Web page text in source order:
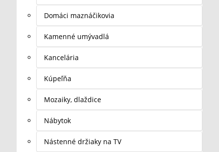
Domáci maznáčikovia
Kamenné umývadlá
Kancelária
Kúpeľňa
Mozaiky, dlaždice
Nábytok
Nástenné držiaky na TV